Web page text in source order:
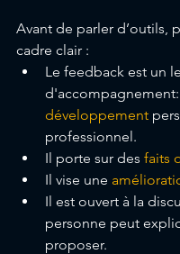
Avant de parler d’outils,
cadre clair :
Le feedback est un
développement
professionnel.
Il porte sur des faits
Il vise une
Il est ouvert à la
personne peut
proposer.